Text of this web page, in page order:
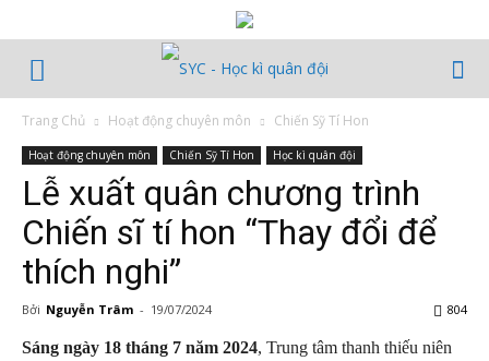
Trang Chủ Hoạt động chuyên môn Chiến Sỹ Tí Hon
Hoạt động chuyên môn Chiến Sỹ Tí Hon Học kì quân đội
Lễ xuất quân chương trình
Chiến sĩ tí hon “Thay đổi để
thích nghi”
Bởi Nguyễn Trâm - 19/07/2024 804
Sáng ngày 18 tháng 7 năm 2024, Trung tâm thanh thiếu niên